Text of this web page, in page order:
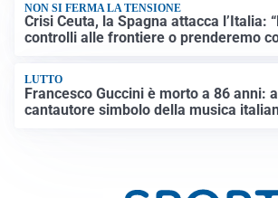
NON SI FERMA LA TENSIONE
Crisi Ceuta, la Spagna attacca l’Italia:
controlli alle frontiere o prenderemo
LUTTO
Francesco Guccini è morto a 86 anni:
cantautore simbolo della musica